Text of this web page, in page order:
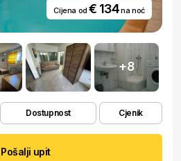
Cijena od€ 134na noć
+8
Dostupnost Cjenik
Pošalji upit